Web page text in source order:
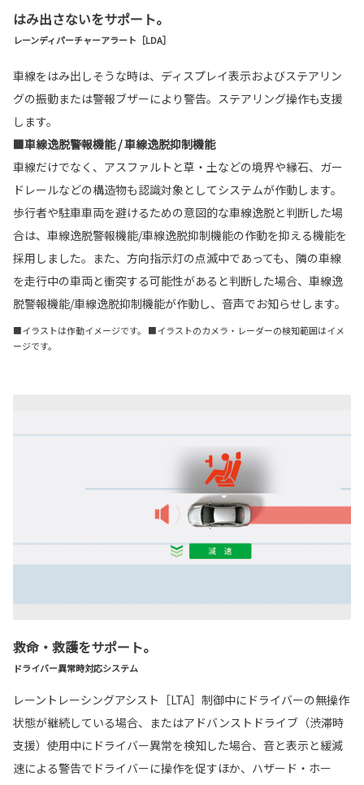
はみ出さないをサポート。
レーンディパーチャーアラート［LDA］
車線をはみ出しそうな時は、ディスプレイ表示およびステアリン
グの振動または警報ブザーにより警告。ステアリング操作も支援
します。
■車線逸脱警報機能 / 車線逸脱抑制機能
車線だけでなく、アスファルトと草・土などの境界や縁石、ガー
ドレールなどの構造物も認識対象としてシステムが作動します。
歩行者や駐車車両を避けるための意図的な車線逸脱と判断した場
合は、車線逸脱警報機能/車線逸脱抑制機能の作動を抑える機能を
採用しました。また、方向指示灯の点滅中であっても、隣の車線
を走行中の車両と衝突する可能性があると判断した場合、車線逸
脱警報機能/車線逸脱抑制機能が作動し、音声でお知らせします。
■イラストは作動イメージです。 ■イラストのカメラ・レーダーの検知範囲はイメ
ージです。
救命・救護をサポート。
ドライバー異常時対応システム
レーントレーシングアシスト［LTA］制御中にドライバーの無操作
状態が継続している場合、またはアドバンストドライブ（渋滞時
支援）使用中にドライバー異常を検知した場合、音と表示と緩減
速による警告でドライバーに操作を促すほか、ハザード・ホー